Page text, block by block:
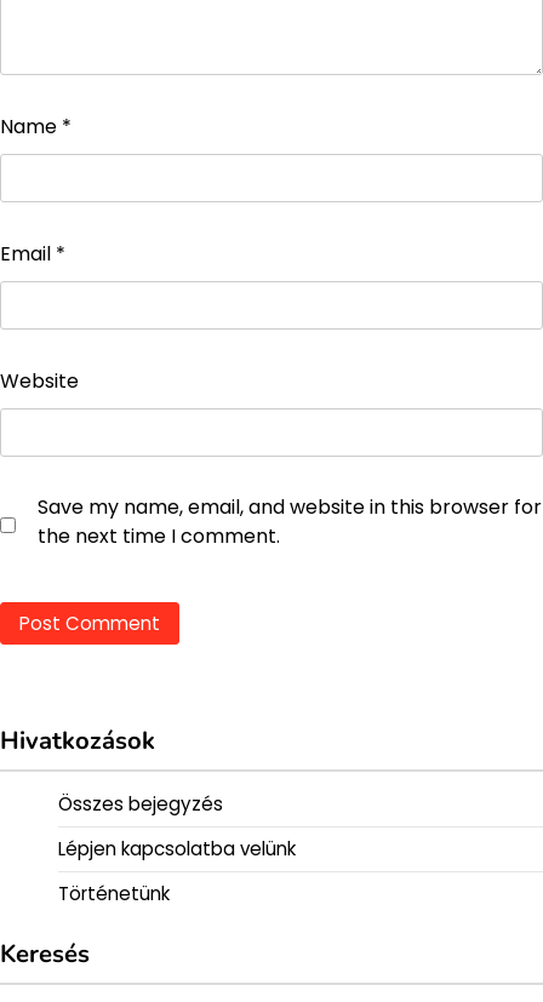
Name *
Email *
Website
Save my name, email, and website in this browser for
the next time I comment.
Hivatkozások
Összes bejegyzés
Lépjen kapcsolatba velünk
Történetünk
Keresés